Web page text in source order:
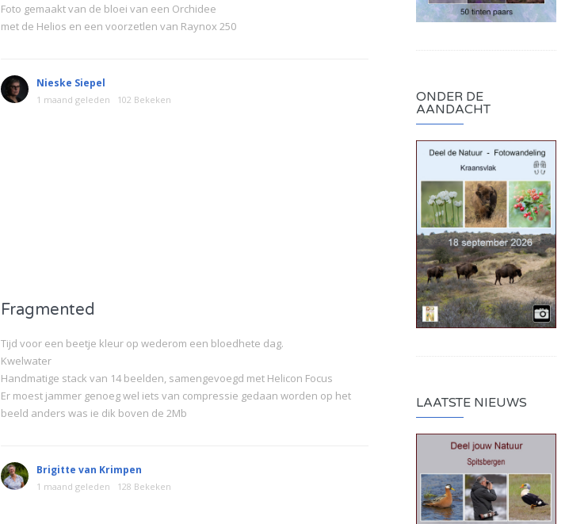
Foto gemaakt van de bloei van een Orchidee
met de Helios en een voorzetlen van Raynox 250
Nieske Siepel
1 maand geleden 102 Bekeken
Fragmented
Tijd voor een beetje kleur op wederom een bloedhete dag.
Kwelwater
Handmatige stack van 14 beelden, samengevoegd met Helicon Focus
Er moest jammer genoeg wel iets van compressie gedaan worden op het
beeld anders was ie dik boven de 2Mb
Brigitte van Krimpen
1 maand geleden 128 Bekeken
ONDER DE
AANDACHT
LAATSTE NIEUWS